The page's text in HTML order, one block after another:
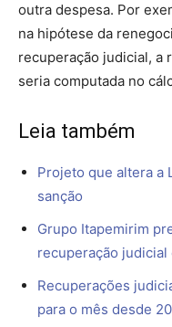
outra despesa. Por
na hipótese da
recuperação judicial, a
seria computada no
Leia também
Projeto que altera a
sanção
Grupo Itapemirim
recuperação judicial
Recuperações
para o mês desde